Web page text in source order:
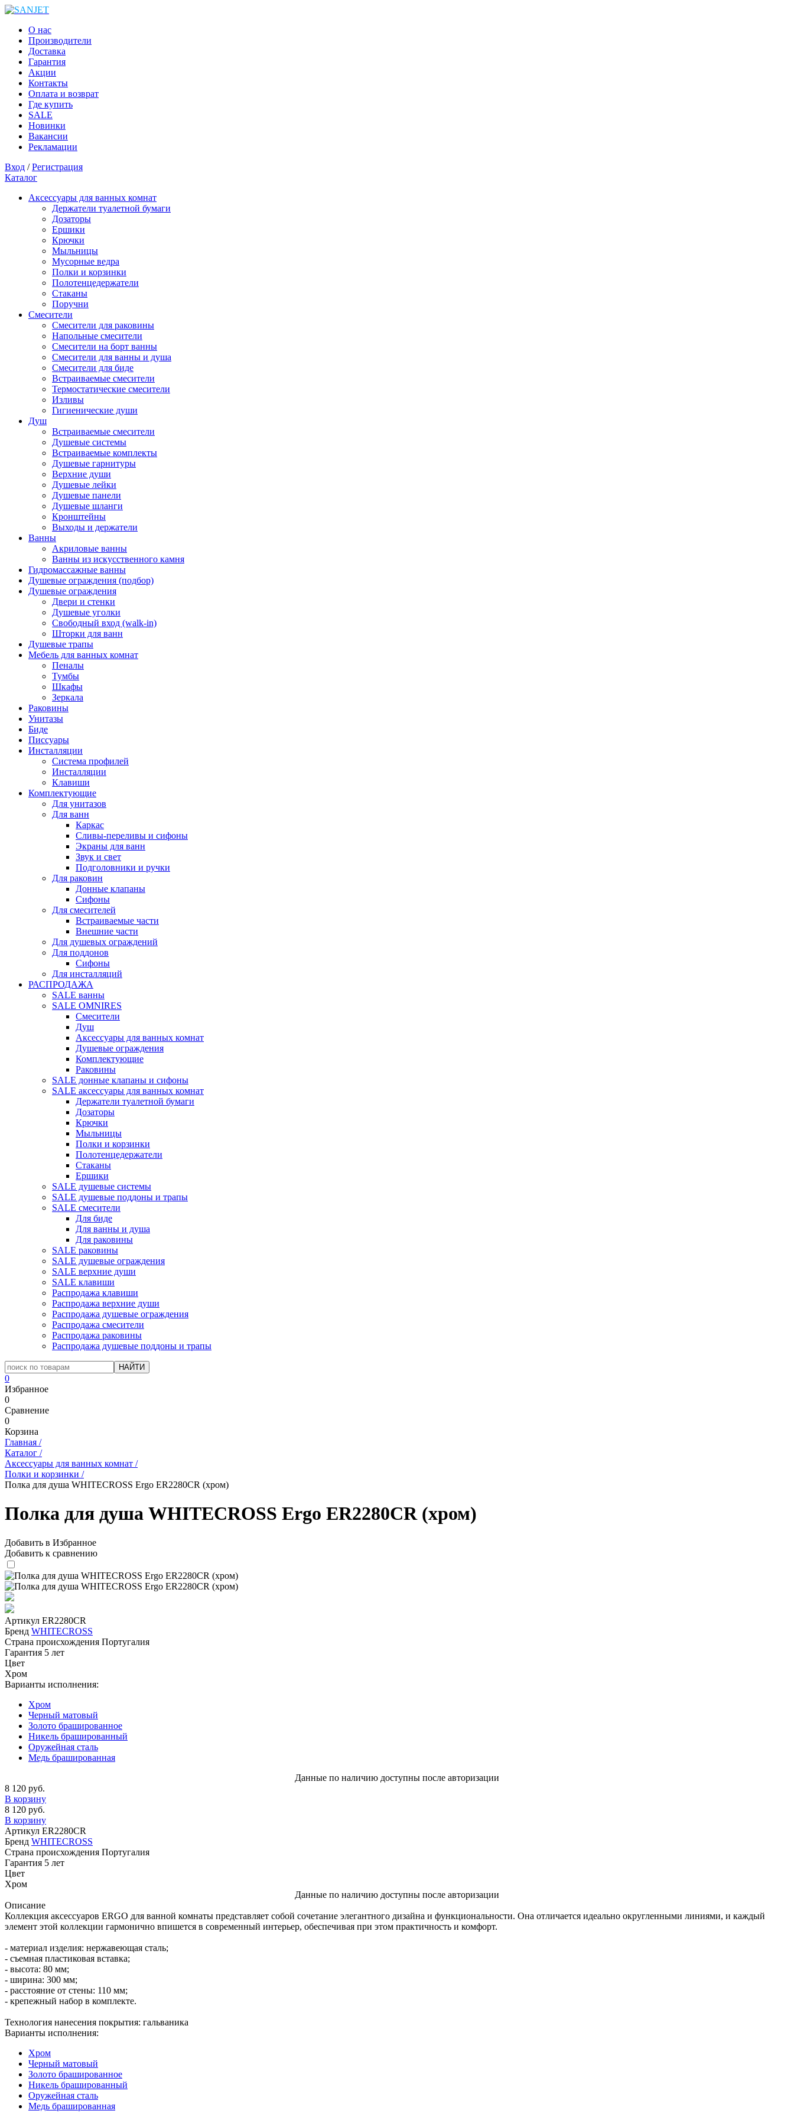
О нас
Производители
Доставка
Гарантия
Акции
Контакты
Оплата и возврат
Где купить
SALE
Новинки
Вакансии
Рекламации
Вход /Регистрация
Каталог
Аксессуары для ванных комнат
Держатели туалетной бумаги
Дозаторы
Ершики
Крючки
Мыльницы
Мусорные ведра
Полки и корзинки
Полотенцедержатели
Стаканы
Поручни
Смесители
Смесители для раковины
Напольные смесители
Смесители на борт ванны
Смесители для ванны и душа
Смесители для биде
Встраиваемые смесители
Термостатические смесители
Изливы
Гигиенические души
Душ
Встраиваемые смесители
Душевые системы
Встраиваемые комплекты
Душевые гарнитуры
Верхние души
Душевые лейки
Душевые панели
Душевые шланги
Кронштейны
Выходы и держатели
Ванны
Акриловые ванны
Ванны из искусственного камня
Гидромассажные ванны
Душевые ограждения (подбор)
Душевые ограждения
Двери и стенки
Душевые уголки
Свободный вход (walk-in)
Шторки для ванн
Душевые трапы
Мебель для ванных комнат
Пеналы
Тумбы
Шкафы
Зеркала
Раковины
Унитазы
Биде
Писсуары
Инсталляции
Система профилей
Инсталляции
Клавиши
Комплектующие
Для унитазов
Для ванн
Каркас
Сливы-переливы и сифоны
Экраны для ванн
Звук и свет
Подголовники и ручки
Для раковин
Донные клапаны
Сифоны
Для смесителей
Встраиваемые части
Внешние части
Для душевых ограждений
Для поддонов
Сифоны
Для инсталляций
РАСПРОДАЖА
SALE ванны
SALE OMNIRES
Смесители
Душ
Аксессуары для ванных комнат
Душевые ограждения
Комплектующие
Раковины
SALE донные клапаны и сифоны
SALE аксессуары для ванных комнат
Держатели туалетной бумаги
Дозаторы
Крючки
Мыльницы
Полки и корзинки
Полотенцедержатели
Стаканы
Ершики
SALE душевые системы
SALE душевые поддоны и трапы
SALE смесители
Для биде
Для ванны и душа
Для раковины
SALE раковины
SALE душевые ограждения
SALE верхние души
SALE клавиши
Распродажа клавиши
Распродажа верхние души
Распродажа душевые ограждения
Распродажа смесители
Распродажа раковины
Распродажа душевые поддоны и трапы
0
Избранное
0
Сравнение
0
Корзина
Главная /
Каталог /
Аксессуары для ванных комнат /
Полки и корзинки /
Полка для душа WHITECROSS Ergo ER2280CR (хром)
Полка для душа WHITECROSS Ergo ER2280CR (хром)
Добавить в Избранное
Добавить к сравнению
Артикул ER2280CR
Бренд WHITECROSS
Страна происхождения Португалия
Гарантия 5 лет
Цвет
Хром
Варианты исполнения:
Хром
Черный матовый
Золото брашированное
Никель брашированный
Оружейная сталь
Медь брашированная
Данные по наличию доступны после авторизации
8 120 руб.
В корзину
8 120 руб.
В корзину
Артикул ER2280CR
Бренд WHITECROSS
Страна происхождения Португалия
Гарантия 5 лет
Цвет
Хром
Данные по наличию доступны после авторизации
Описание
Коллекция аксессуаров ERGO для ванной комнаты представляет собой сочетание элегантного дизайна и функциональности. Она отличается идеально округленными линиями, и каждый
элемент этой коллекции гармонично впишется в современный интерьер, обеспечивая при этом практичность и комфорт.
- материал изделия: нержавеющая сталь;
- съемная пластиковая вставка;
- высота: 80 мм;
- ширина: 300 мм;
- расстояние от стены: 110 мм;
- крепежный набор в комплекте.
Технология нанесения покрытия: гальваника
Варианты исполнения:
Хром
Черный матовый
Золото брашированное
Никель брашированный
Оружейная сталь
Медь брашированная